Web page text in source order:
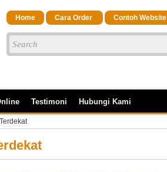
Home Cara Order Contoh Website
Testimoni Hubungi Kami